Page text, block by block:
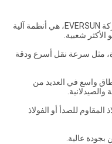
ج: إن وحدة التغذية الفراغية، التي تنتجها شركة EVERSUN، هي أنظمة آلية
مثل سرعة نقل أسرع ودقة
واسع في العديد من
والصيدلانية.
المقاوم للصدأ أو الفولاذ
عالية.